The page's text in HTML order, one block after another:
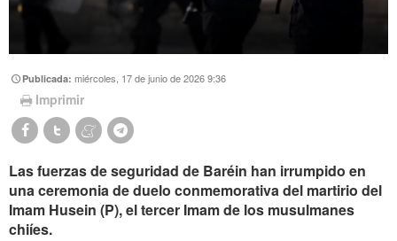
Publicada:miércoles, 17 de junio de 2026 9:36
Imprimir
Las fuerzas de seguridad de Baréin han irrumpido en
una ceremonia de duelo conmemorativa del martirio del
Imam Husein (P), el tercer Imam de los musulmanes
chiíes.